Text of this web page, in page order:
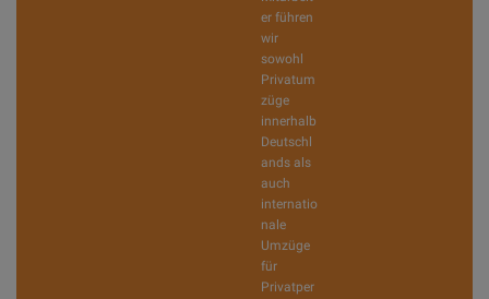
er führen
wir
sowohl
Privatum
züge
innerhalb
Deutschl
ands als
auch
internatio
nale
Umzüge
für
Privatper